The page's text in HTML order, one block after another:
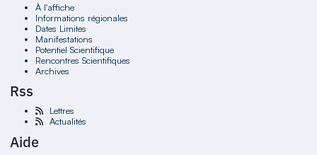
À l'affiche
Informations régionales
Dates Limites
Manifestations
Potentiel Scientifique
Rencontres Scientifiques
Archives
Rss
Lettres
Actualités
Aide